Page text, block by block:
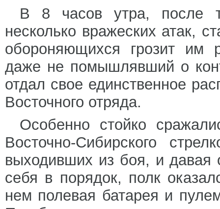
В 8 часов утра, после
несколько вражеских атак,
обороняющихся грозит им
даже не помышлявший о
отдал свое единственное
Восточного отряда.
Особенно стойко
Восточно-Сибирского
выходивших из боя, и давая
себя в порядок, полк
нем полевая батарея и